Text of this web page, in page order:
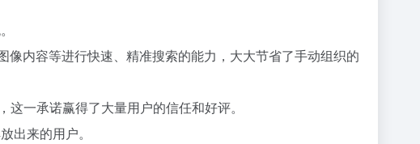
内容等进行快速、精准搜索的能力，大大节省了手动组织的
一承诺赢得了大量用户的信任和好评。
出来的用户。